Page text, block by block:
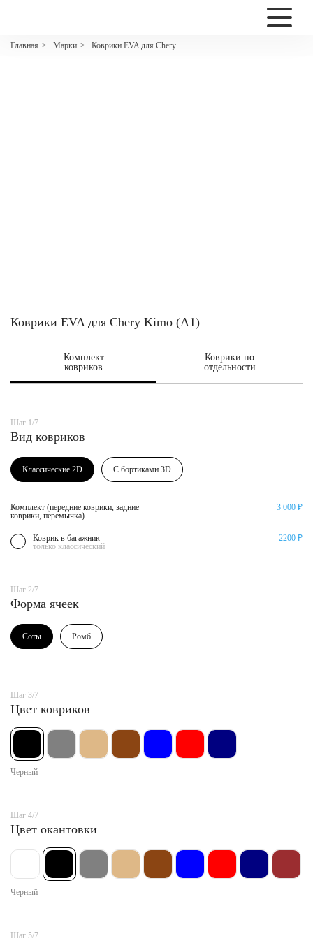
Главная > Марки > Коврики EVA для Chery
2200
Коврики EVA для Chery Kimo (A1)
Комплект
ковриков
Коврики по
отдельности
Шаг 1/7
Вид ковриков
Классические 2D С бортиками 3D
Комплект (передние коврики, задние
коврики, перемычка)
3 000 ₽
Коврик в багажник
только классический
2200 ₽
Шаг 2/7
Форма ячеек
Соты Ромб
Шаг 3/7
Цвет ковриков
Черный
Шаг 4/7
Цвет окантовки
Черный
Шаг 5/7